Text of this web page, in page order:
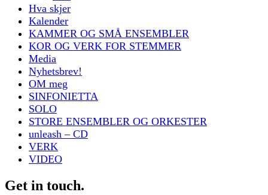
Hva skjer
Kalender
KAMMER OG SMÅ ENSEMBLER
KOR OG VERK FOR STEMMER
Media
Nyhetsbrev!
OM meg
SINFONIETTA
SOLO
STORE ENSEMBLER OG ORKESTER
unleash – CD
VERK
VIDEO
Get in touch.